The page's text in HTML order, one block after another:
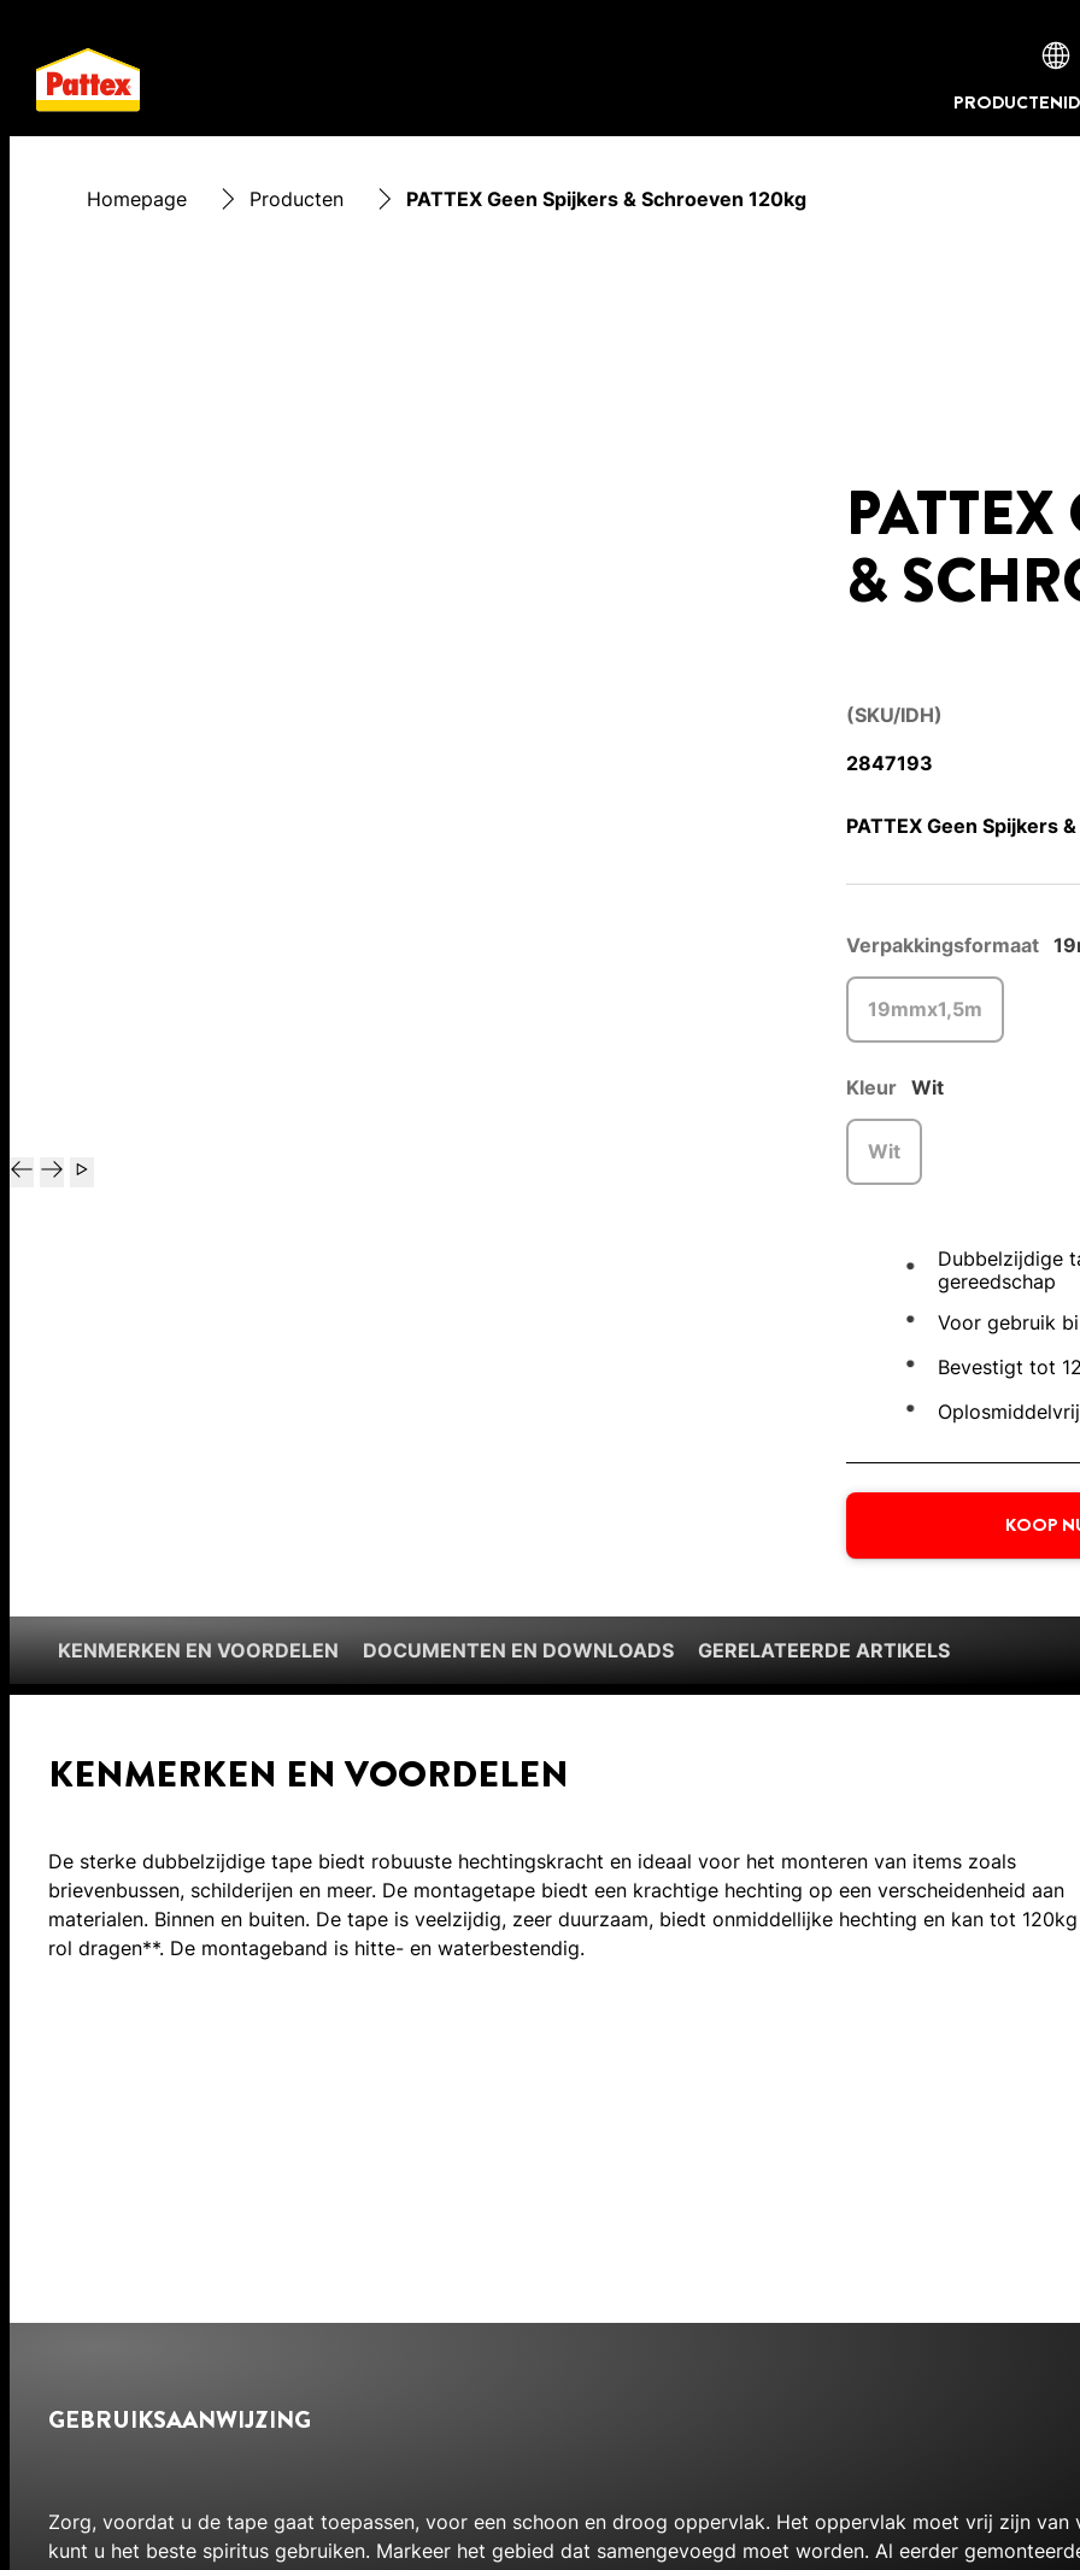
PRODUCTEN
Homepage Producten PATTEX Geen Spijkers & Schroeven 120kg
&
(SKU/IDH)
2847193
PATTEX Geen Spijkers
Verpakkingsformaat
19mmx1,5m
Kleur Wit
Wit
Dubbelzijdige
gereedschap
Voor gebruik
Bevestigt tot
Oplosmiddelvrij
KOOP
KENMERKEN EN VOORDELEN DOCUMENTEN EN DOWNLOADS GERELATEERDE ARTIKELS
KENMERKEN EN VOORDELEN
De sterke dubbelzijdige tape biedt robuuste hechtingskracht en ideaal voor het monteren van items zoals
brievenbussen, schilderijen en meer. De montagetape biedt een krachtige hechting op een verscheidenheid aan
materialen. Binnen en buiten. De tape is veelzijdig, zeer duurzaam, biedt onmiddellijke hechting en kan tot
rol dragen**. De montageband is hitte- en waterbestendig.
GEBRUIKSAANWIJZING
Zorg, voordat u de tape gaat toepassen, voor een schoon en droog oppervlak. Het oppervlak moet vrij zijn
kunt u het beste spiritus gebruiken. Markeer het gebied dat samengevoegd moet worden. Al eerder